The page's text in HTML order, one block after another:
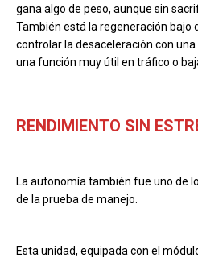
gana algo de peso, aunque sin
También está la regeneración bajo
controlar la desaceleración con
una función muy útil en tráfico o
RENDIMIENTO SIN
La autonomía también fue uno de
de la prueba de manejo.
Esta unidad, equipada con el